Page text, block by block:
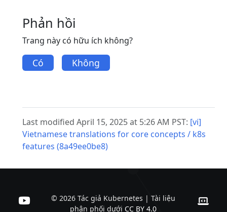
Phản hồi
Trang này có hữu ích không?
Có Không
Last modified April 15, 2025 at 5:26 AM PST: [vi]
Vietnamese translations for core concepts / k8s
features (8a49ee0be8)
© 2026 Tác giả Kubernetes | Tài liệu
phân phối dưới CC BY 4.0